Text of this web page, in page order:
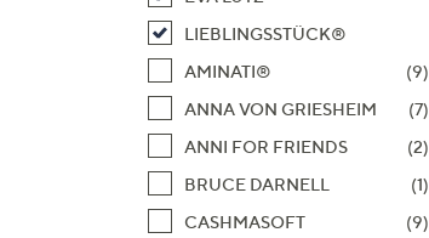
LIEBLINGSSTÜCK®
AMINATI®
(9)
ANNA VON GRIESHEIM
(7)
ANNI FOR FRIENDS
(2)
BRUCE DARNELL
(1)
CASHMASOFT
(9)